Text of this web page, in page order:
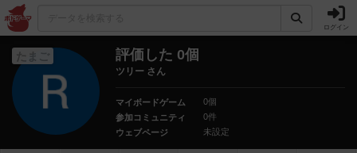
ログイン
たまご 評価した 0個
ツリー さん
マイボードゲーム
0個
参加コミュニティ
0件
ウェブページ
未設定